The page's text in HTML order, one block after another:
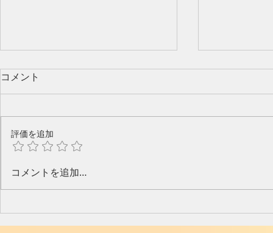
コメント
評価を追加
コメントを追加…